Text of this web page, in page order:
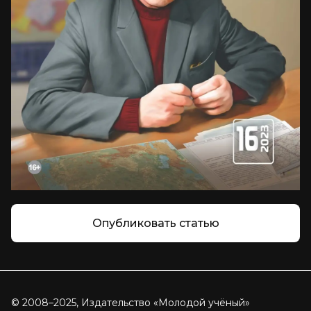
Опубликовать статью
© 2008–2025, Издательство «Молодой учёный»